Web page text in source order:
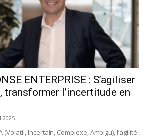
ENTERPRISE : S’agiliser
transformer l’incertitude en
2025
(Volatil, Incertain, Complexe, Ambigu), l’agilité